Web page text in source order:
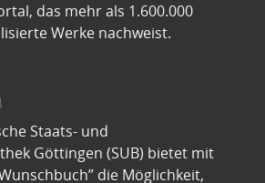
das mehr als 1.600.000
Werke nachweist.
Staats- und
Göttingen (SUB) bietet mit
die Möglichkeit,